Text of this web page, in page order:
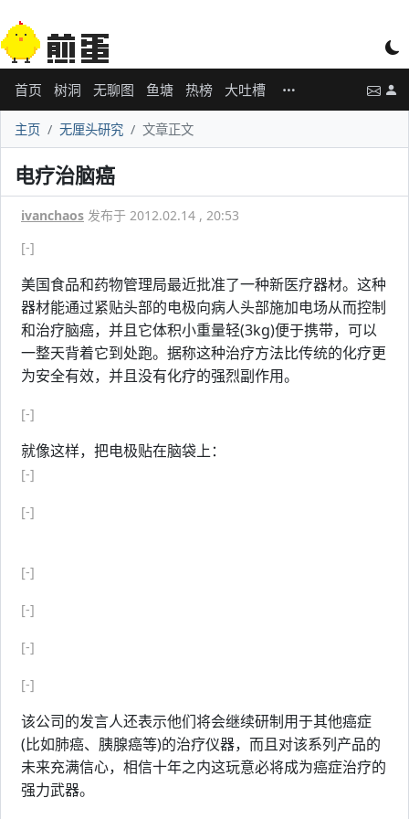
首页 树洞 无聊图 鱼塘 热榜 大吐槽
主页 无厘头研究 文章正文
电疗治脑癌
ivanchaos 发布于 2012.02.14 , 20:53
[-]
美国食品和药物管理局最近批准了一种新医疗器材。这种
器材能通过紧贴头部的电极向病人头部施加电场从而控制
和治疗脑癌，并且它体积小重量轻(3kg)便于携带，可以
一整天背着它到处跑。据称这种治疗方法比传统的化疗更
为安全有效，并且没有化疗的强烈副作用。
[-]
就像这样，把电极贴在脑袋上：
[-]
[-]
[-]
[-]
[-]
[-]
该公司的发言人还表示他们将会继续研制用于其他癌症
(比如肺癌、胰腺癌等)的治疗仪器，而且对该系列产品的
未来充满信心，相信十年之内这玩意必将成为癌症治疗的
强力武器。